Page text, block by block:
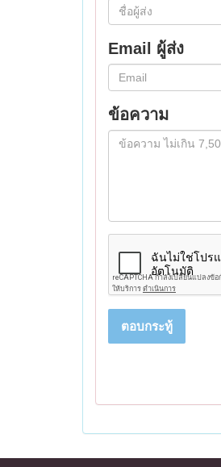
Email ผู้ส่ง
ข้อความ
ตอบกระทู้